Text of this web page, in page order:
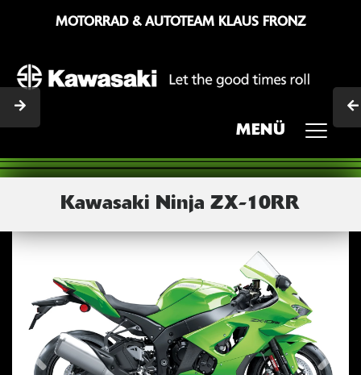
MOTORRAD & AUTOTEAM KLAUS FRONZ
MENÜ
Kawasaki Ninja ZX-10RR
Previous